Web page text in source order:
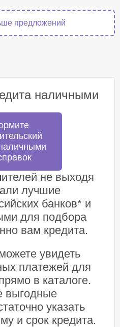
предложений
наличными
не выходя
лучшие
банков* и
для подбора
вам кредита.
увидеть
платежей для
в каталоге.
выгодные
указать
и срок кредита.